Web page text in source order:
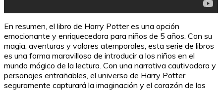
En resumen, el libro de Harry Potter es una opción
emocionante y enriquecedora para niños de 5 años. Con su
magia, aventuras y valores atemporales, esta serie de libros
es una forma maravillosa de introducir a los niños en el
mundo mágico de la lectura. Con una narrativa cautivadora y
personajes entrañables, el universo de Harry Potter
seguramente capturará la imaginación y el corazón de los